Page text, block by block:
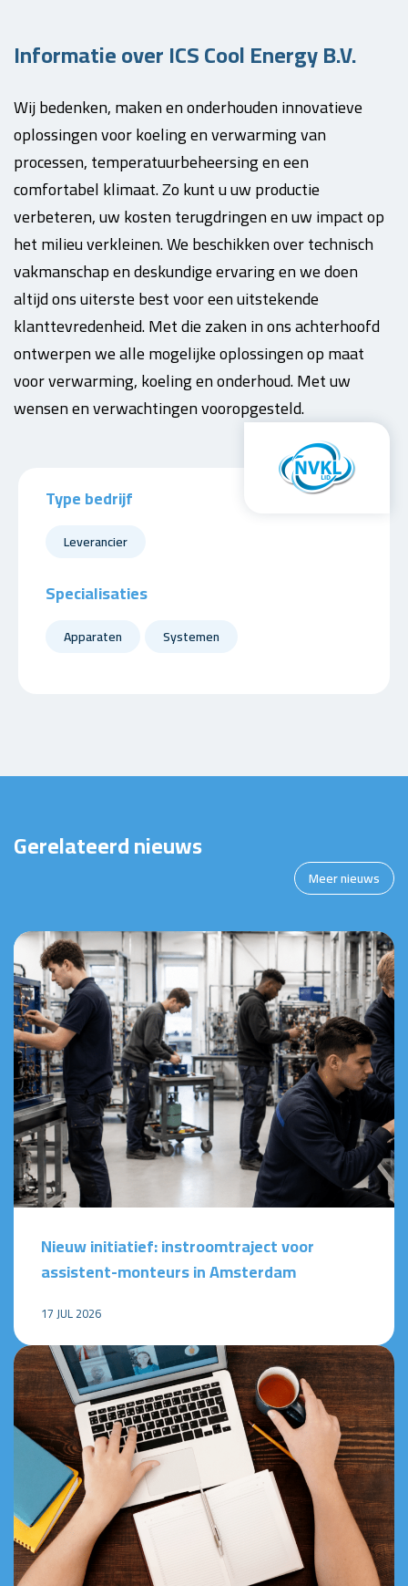
Informatie over ICS Cool Energy B.V.
Wij bedenken, maken en onderhouden innovatieve
oplossingen voor koeling en verwarming van
processen, temperatuurbeheersing en een
comfortabel klimaat. Zo kunt u uw productie
verbeteren, uw kosten terugdringen en uw impact op
het milieu verkleinen. We beschikken over technisch
vakmanschap en deskundige ervaring en we doen
altijd ons uiterste best voor een uitstekende
klanttevredenheid. Met die zaken in ons achterhoofd
ontwerpen we alle mogelijke oplossingen op maat
voor verwarming, koeling en onderhoud. Met uw
wensen en verwachtingen vooropgesteld.
Type bedrijf
Leverancier
Specialisaties
Apparaten Systemen
Gerelateerd nieuws
Meer nieuws
Nieuw initiatief: instroomtraject voor
assistent-monteurs in Amsterdam
17 JUL 2026